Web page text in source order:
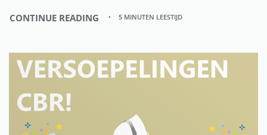
CONTINUE READING 5 MINUTEN LEESTIJD